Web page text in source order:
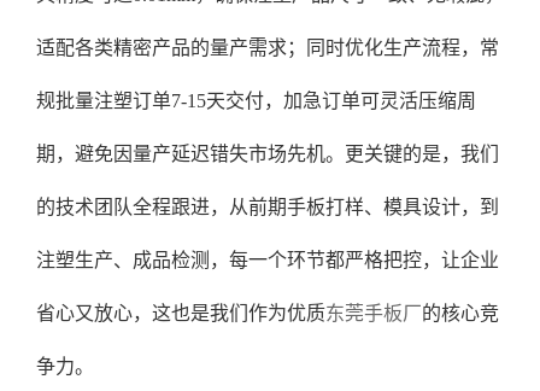
适配各类精密产品的量产需求；同时优化生产流程，常
规批量注塑订单7-15天交付，加急订单可灵活压缩周
期，避免因量产延迟错失市场先机。更关键的是，我们
的技术团队全程跟进，从前期手板打样、模具设计，到
注塑生产、成品检测，每一个环节都严格把控，让企业
省心又放心，这也是我们作为优质东莞手板厂的核心竞
争力。